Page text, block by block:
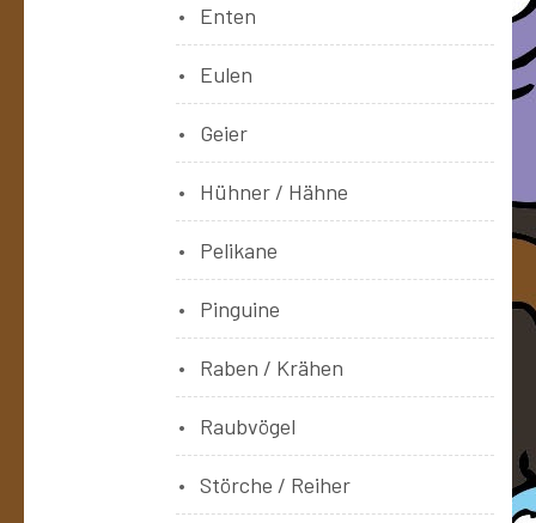
Enten
Eulen
Geier
Hühner / Hähne
Pelikane
Pinguine
Raben / Krähen
Raubvögel
Störche / Reiher